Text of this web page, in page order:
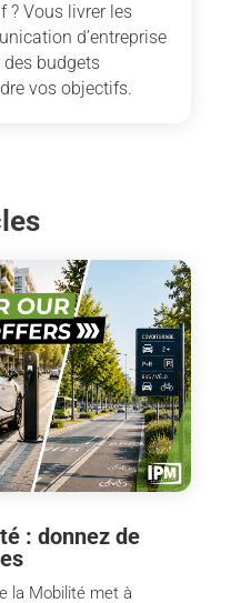
? Vous livrer les
d’entreprise
des budgets
vos objectifs.
: donnez de
la Mobilité met à